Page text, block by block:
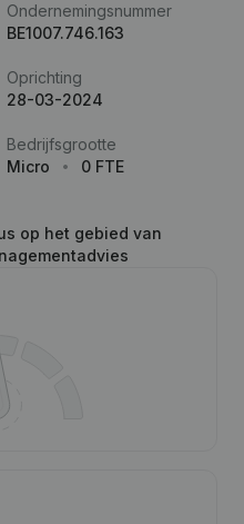
Ondernemingsnummer
BE1007.746.163
Oprichting
28-03-2024
Bedrijfsgrootte
Micro
0 FTE
op het gebied van